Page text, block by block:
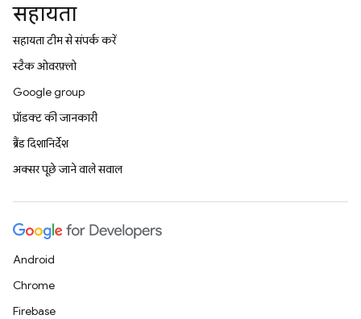
सहायता
सहायता टीम से संपर्क करें
स्टैक ओवरफ़्लो
Google group
प्रॉडक्ट की जानकारी
ब्रैंड दिशानिर्देश
अक्सर पूछे जाने वाले सवाल
Android
Chrome
Firebase